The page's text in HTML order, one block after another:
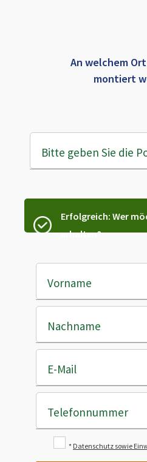
An welchem
montiert
Bitte geben Sie die
Erfolgreich: Wer
erhalten?
Vorname
Nachname
E-Mail
Telefonnummer
* Datenschutz sowie